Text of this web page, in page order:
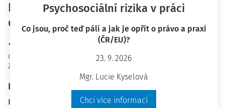
Psychosociální rizika v práci
Co jsou, proč teď pálí a jak je opřít o právo a praxi
(ČR/EU)?
23. 9. 2026
Mgr. Lucie Kyselová
Chci více informací
Periodická prohlídka zaměstnance po
dovršení 50 let věku
OaO ID
Zodpovězeno
Plné znění otázky
Kdy má jít zaměstnanec na periodickou prohlídku, pokud